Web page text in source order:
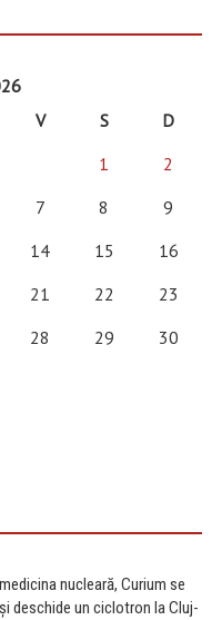
V S
D
1
2
7 8
9
14 15
16
21 22
23
28 29
30
nucleară, Curium se
deschide un ciclotron la Cluj-